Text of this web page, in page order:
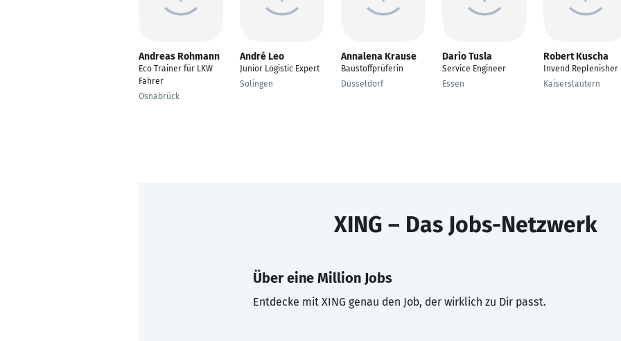
Andreas Rohmann
Eco Trainer für LKW
Fahrer
Osnabrück
André Leo
Junior Logistic Expert
Solingen
Annalena Krause
Baustoffprüferin
Düsseldorf
Dario Tusla
Service Engineer
Essen
Robert Kuscha
Invend Replenisher
Kaiserslautern
XING – Das Jobs-Netzwerk
Über eine Million Jobs
Entdecke mit XING genau den Job, der wirklich zu Dir passt.